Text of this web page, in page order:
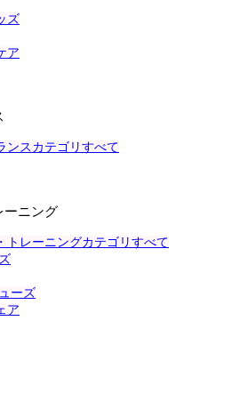
ズ
ア
ンスカテゴリすべて
ーニング
トレーニングカテゴリすべて
ーズ
ア